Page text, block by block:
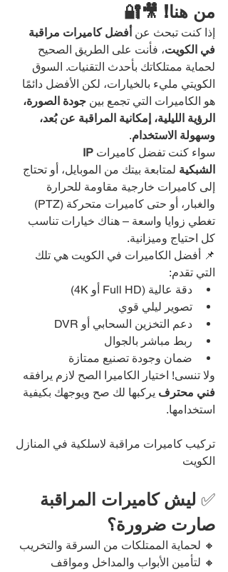
من هنا! 🎥🔐
إذا كنت تبحث عن أفضل كاميرات مراقبة
في الكويت، فأنت على الطريق الصحيح
لحماية ممتلكاتك بأحدث التقنيات. السوق
الكويتي مليء بالخيارات، لكن الأفضل دائمًا
هو الكاميرات التي تجمع بين جودة الصورة،
الرؤية الليلية، إمكانية المراقبة عن بُعد،
وسهولة الاستخدام.
سواء كنت تفضل كاميرات
الشبكية لمتابعة بيتك من الموبايل، أو تحتاج
إلى كاميرات خارجية مقاومة للحرارة
والغبار، أو حتى كاميرات متحركة (PTZ)
تغطي زوايا واسعة – هناك خيارات تناسب
كل احتياج وميزانية.
📌 أفضل الكاميرات في الكويت هي تلك
التي تقدم:
دقة عالية (Full HD أو 4K)
تصوير ليلي قوي
دعم التخزين السحابي أو DVR
ربط مباشر بالجوال
ضمان وجودة تصنيع ممتازة
ولا تنسى! اختيار الكاميرا الصح لازم يرافقه
فني محترف يركبها لك صح ويوجهك بكيفية
استخدامها.
تركيب كاميرات مراقبة لاسلكية في المنازل
الكويت
✅ ليش كاميرات المراقبة
صارت ضرورة؟
🔸 لحماية الممتلكات من السرقة والتخريب
🔸 لتأمين الأبواب والمداخل ومواقف